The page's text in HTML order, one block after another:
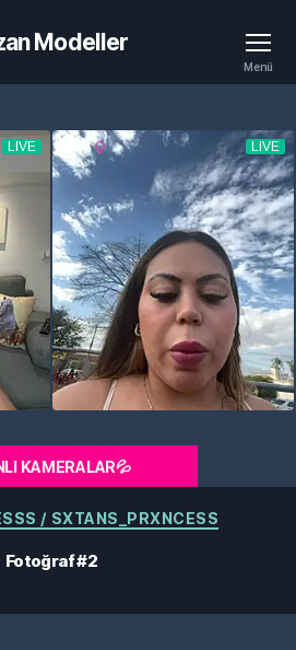
Modeller
Menü
KAMERALAR💦
Kategoriler
/ SXTANS_PRXNCESS
Fotoğraf #2